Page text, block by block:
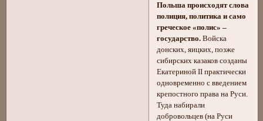
Польша происходят слова
полиция, политика и само
греческое «полис» –
государство.Войска
донских, яицких, позже
сибирских казаков созданы
Екатериной II практически
одновременно с введением
крепостного права на Руси.
Туда набирали
добровольцев (на Руси